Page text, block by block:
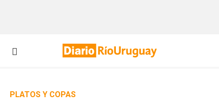
PLATOS Y COPAS